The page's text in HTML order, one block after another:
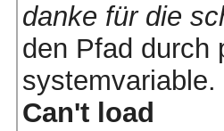
danke für die
den Pfad durch
systemvariable.
Can't load